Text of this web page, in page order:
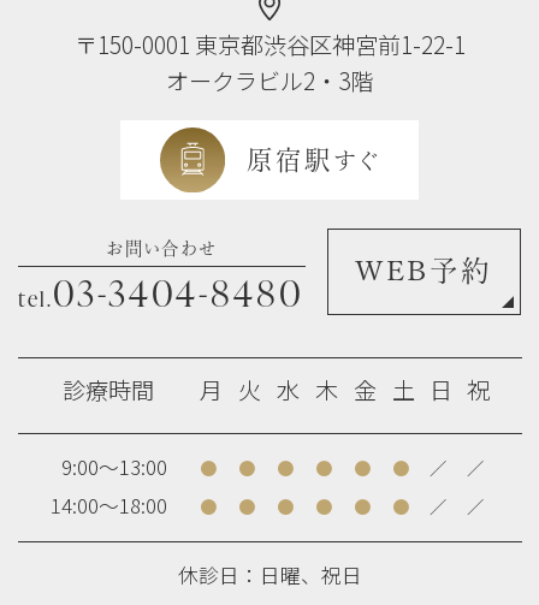
〒150-0001 東京都渋谷区神宮前1-22-1
オークラビル2・3階
原宿駅 すぐ
お問い合わせ
tel.03-3404-8480 WEB予約
診療時間 月 火 水 木 金 土 日 祝
9:00～13:00 ● ● ● ● ● ● ／ ／
14:00～18:00 ● ● ● ● ● ● ／ ／
休診日：日曜、祝日